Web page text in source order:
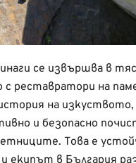
се извършва в
реставратори на
на изкуството,
и безопасно
Това е
екипът в България